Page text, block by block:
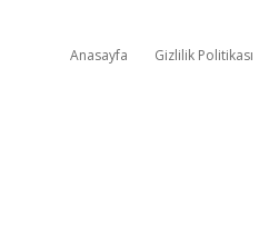
Anasayfa Gizlilik Politikası